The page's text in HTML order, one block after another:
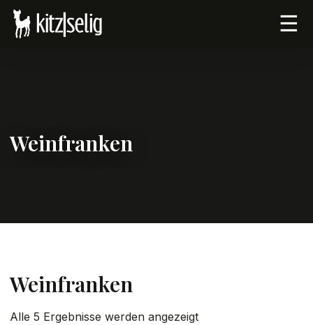
☰
Weinfranken
Weinfranken
Alle 5 Ergebnisse werden angezeigtNach